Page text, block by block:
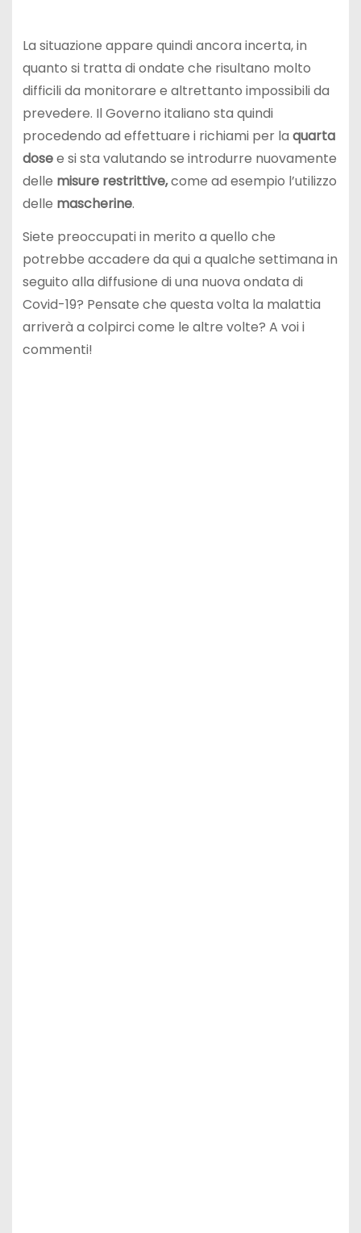
La situazione appare quindi ancora incerta, in
quanto si tratta di ondate che risultano molto
difficili da monitorare e altrettanto impossibili da
prevedere. Il Governo italiano sta quindi
procedendo ad effettuare i richiami per la quarta
dosee si sta valutando se introdurre nuovamente
delle misure restrittive,come ad esempio l’utilizzo
delle mascherine.
Siete preoccupati in merito a quello che
potrebbe accadere da qui a qualche settimana in
seguito alla diffusione di una nuova ondata di
Covid-19? Pensate che questa volta la malattia
arriverà a colpirci come le altre volte? A voi i
commenti!